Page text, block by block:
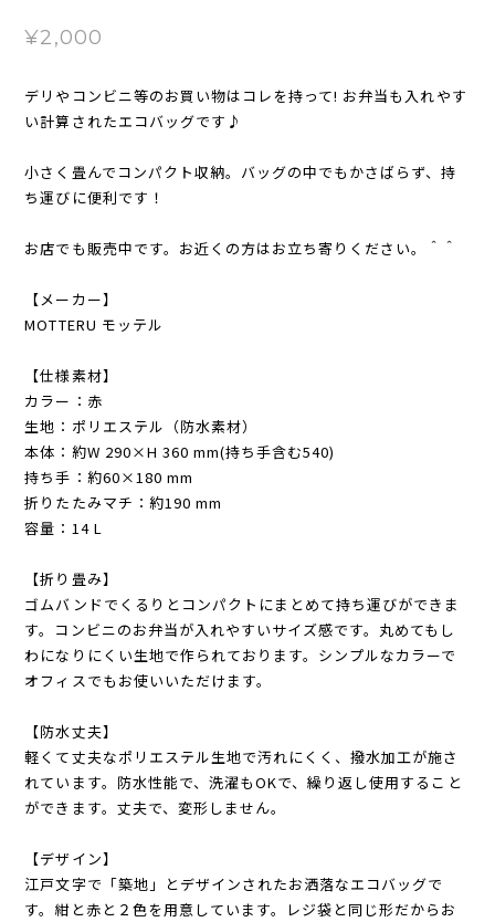
¥2,000
デリやコンビニ等のお買い物はコレを持って! お弁当も入れやす
い計算されたエコバッグです♪
小さく畳んでコンパクト収納。バッグの中でもかさばらず、持
ち運びに便利です！
お店でも販売中です。お近くの方はお立ち寄りください。＾＾
【メーカー】
MOTTERU モッテル
【仕様素材】
カラー：赤
生地：ポリエステル（防水素材）
本体：約W 290×H 360 mm(持ち手含む540)
持ち手：約60×180 mm
折りたたみマチ：約190 mm
容量：14 L
【折り畳み】
ゴムバンドでくるりとコンパクトにまとめて持ち運びができま
す。コンビニのお弁当が入れやすいサイズ感です。丸めてもし
わになりにくい生地で作られております。シンプルなカラーで
オフィスでもお使いいただけます。
【防水丈夫】
軽くて丈夫なポリエステル生地で汚れにくく、撥水加工が施さ
れています。防水性能で、洗濯もOKで、繰り返し使用すること
ができます。丈夫で、変形しません。
【デザイン】
江戸文字で「築地」とデザインされたお洒落なエコバッグで
す。紺と赤と２色を用意しています。レジ袋と同じ形だからお